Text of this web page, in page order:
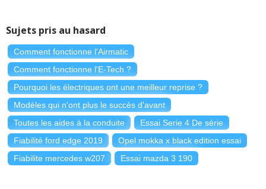
Sujets pris au hasard
Comment fonctionne l'Airmatic
Comment fonctionne l'E-Tech ?
Pourquoi les électriques ont une meilleur reprise ?
Modèles qui n'ont plus le succès d'avant
Toutes les aides à la conduite
Essai Serie 4 De série
Fiabilité ford edge 2019
Opel mokka x black edition essai
Fiabilite mercedes w207
Essai mazda 3 190